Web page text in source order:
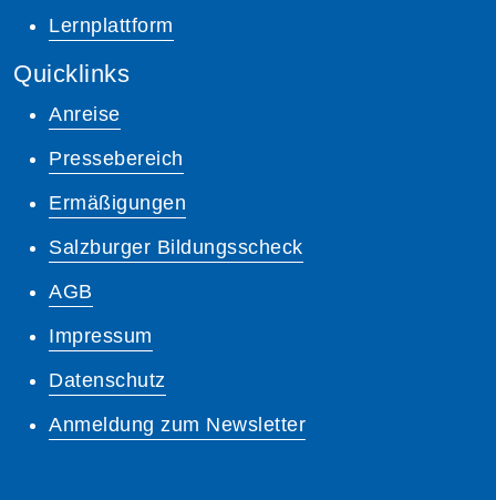
Lernplattform
Quicklinks
Anreise
Pressebereich
Ermäßigungen
Salzburger Bildungsscheck
AGB
Impressum
Datenschutz
Anmeldung zum Newsletter